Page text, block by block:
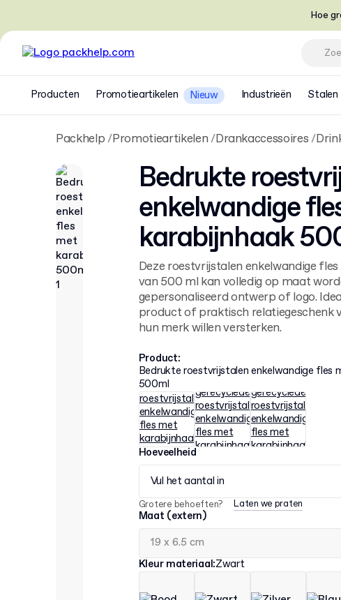
Hoe
Producten Promotieartikelen Nieuw Industrieën Stalen
Packhelp Promotieartikelen Drankaccessoires
Bedrukte
enkelwandige
karabijnhaak
Deze roestvrijstalen enkelwandige
van 500 ml kan volledig op maat
gepersonaliseerd ontwerp of logo.
product of praktisch relatiegeschenk
hun merk willen versterken.
Product:
Bedrukte roestvrijstalen enkelwandige fles
500ml
Hoeveelheid
Vul het aantal in
Grotere behoeften? Laten we praten
Maat (extern)
Kleur materiaal:Zwart